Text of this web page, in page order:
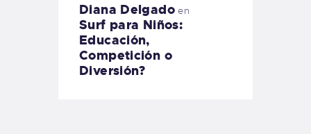
Diana Delgadoen
Surf para Niños:
Educación,
Competición o
Diversión?